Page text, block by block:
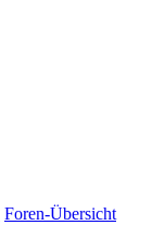
Foren-Übersicht